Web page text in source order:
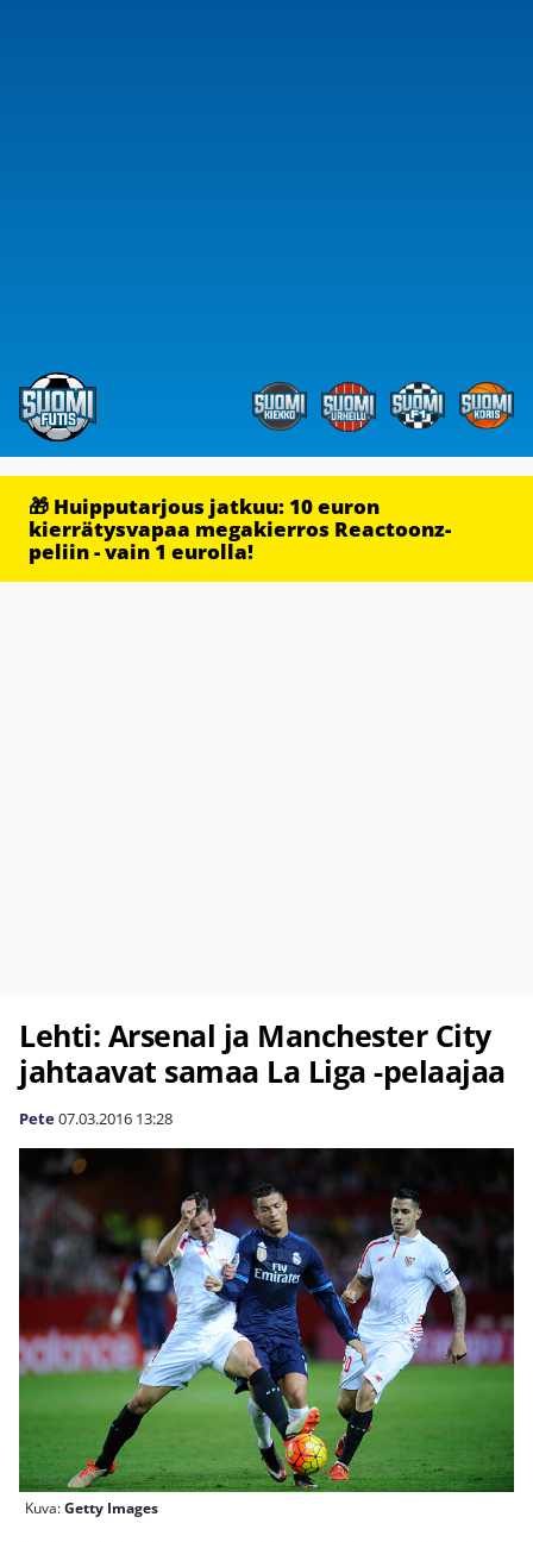
🎁 Huipputarjous jatkuu: 10 euron
kierrätysvapaa megakierros Reactoonz-
peliin - vain 1 eurolla!
Lehti: Arsenal ja Manchester City
jahtaavat samaa La Liga -pelaajaa
Pete07.03.2016 13:28
Kuva:Getty Images